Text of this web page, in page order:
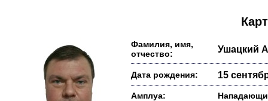
Фамилия, имя,
отчество:
Ушацкий
Дата рождения: 15
Амплуа: